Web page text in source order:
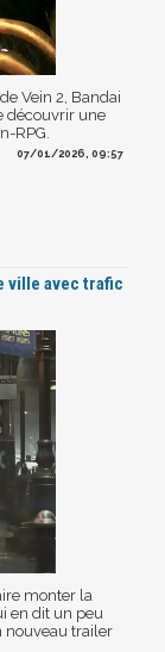
Vein 2, Bandai
découvrir une
RPG.
07/01/2026, 09:57
ville avec trafic
monter la
en dit un peu
nouveau trailer